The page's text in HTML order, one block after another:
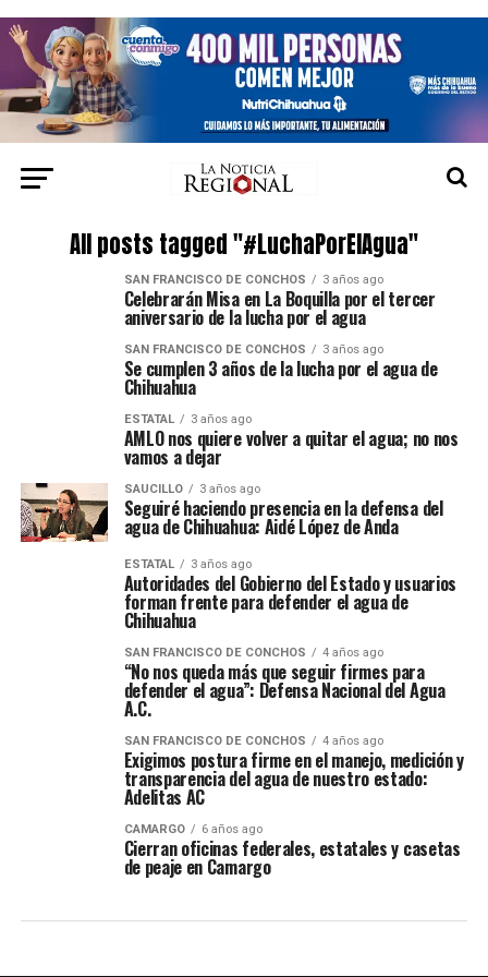
All posts tagged "#LuchaPorElAgua"
SAN FRANCISCO DE CONCHOS 3 años ago
Celebrarán Misa en La Boquilla por el tercer
aniversario de la lucha por el agua
SAN FRANCISCO DE CONCHOS 3 años ago
Se cumplen 3 años de la lucha por el agua de
Chihuahua
ESTATAL 3 años ago
AMLO nos quiere volver a quitar el agua; no nos
vamos a dejar
SAUCILLO 3 años ago
Seguiré haciendo presencia en la defensa del
agua de Chihuahua: Aidé López de Anda
ESTATAL 3 años ago
Autoridades del Gobierno del Estado y usuarios
forman frente para defender el agua de
Chihuahua
SAN FRANCISCO DE CONCHOS 4 años ago
“No nos queda más que seguir firmes para
defender el agua”: Defensa Nacional del Agua
A.C.
SAN FRANCISCO DE CONCHOS 4 años ago
Exigimos postura firme en el manejo, medición y
transparencia del agua de nuestro estado:
Adelitas AC
CAMARGO 6 años ago
Cierran oficinas federales, estatales y casetas
de peaje en Camargo